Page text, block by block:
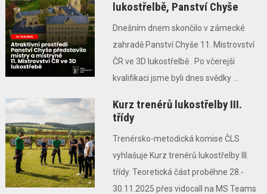
lukostřelbě, Panství Chyše
Dnešním dnem skončilo v zámecké
zahradě Panství Chyše 11. Mistrovství
ČR ve 3D lukostřelbě . Po včerejší
kvalifikaci jsme byli dnes svědky ...
Kurz trenérů lukostřelby III.
třídy
Trenérsko-metodická komise ČLS
vyhlašuje Kurz trenérů lukostřelby III.
třídy. Teoretická část proběhne 28.-
30.11.2025 přes vidocall na MS Teams